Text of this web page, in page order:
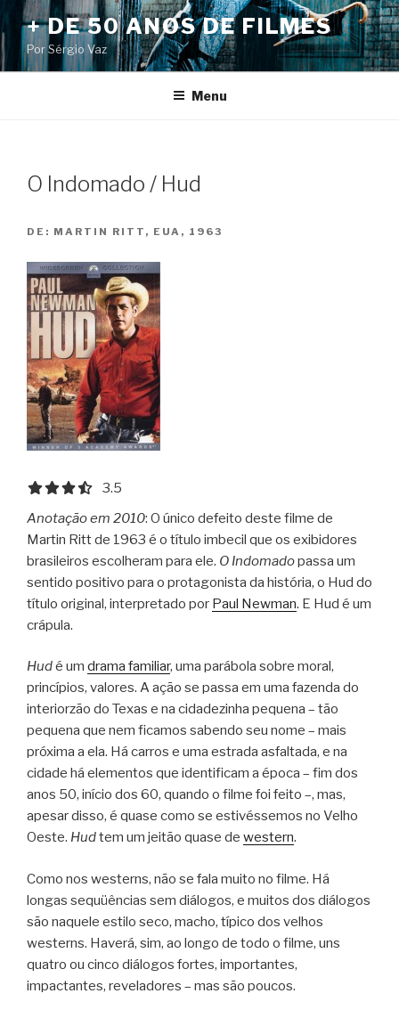
Pular
para
o
conteúdo
+ DE 50 ANOS DE FILMES
Por Sérgio Vaz
Menu
O Indomado / Hud
DE: MARTIN RITT, EUA, 1963
3.5 out of 5.0 stars
3.5
Anotação em 2010: O único defeito deste filme de
Martin Ritt de 1963 é o título imbecil que os exibidores
brasileiros escolheram para ele. O Indomadopassa um
sentido positivo para o protagonista da história, o Hud do
título original, interpretado por Paul Newman. E Hud é um
crápula.
Hudé um drama familiar, uma parábola sobre moral,
princípios, valores. A ação se passa em uma fazenda do
interiorzão do Texas e na cidadezinha pequena – tão
pequena que nem ficamos sabendo seu nome – mais
próxima a ela. Há carros e uma estrada asfaltada, e na
cidade há elementos que identificam a época – fim dos
anos 50, início dos 60, quando o filme foi feito –, mas,
apesar disso, é quase como se estivéssemos no Velho
Oeste. Hudtem um jeitão quase de western.
Como nos westerns, não se fala muito no filme. Há
longas sequüências sem diálogos, e muitos dos diálogos
são naquele estilo seco, macho, típico dos velhos
westerns. Haverá, sim, ao longo de todo o filme, uns
quatro ou cinco diálogos fortes, importantes,
impactantes, reveladores – mas são poucos.